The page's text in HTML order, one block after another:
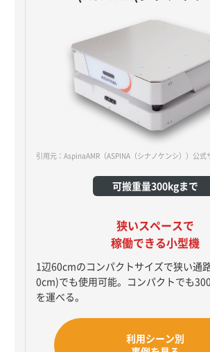
引用元：AspinaAMR（ASPINA（シナノケンシ））公式
可搬重量300kgまで
狭いスペースで
稼働できる小型機
1辺60cmのコンパクトサイズで狭い通
0cm)でも使用可能。コンパクトでも
を運べる。
利用シーン別